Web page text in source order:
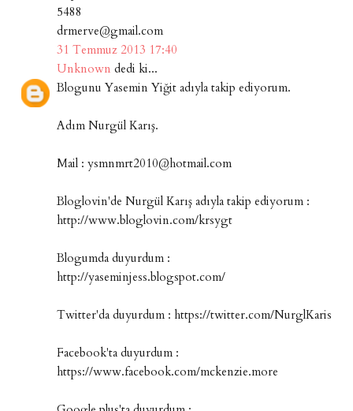
5488
drmerve@gmail.com
31 Temmuz 2013 17:40
Unknown dedi ki...
Blogunu Yasemin Yiğit adıyla takip ediyorum.
Adım Nurgül Karış.
Mail : ysmnmrt2010@hotmail.com
Bloglovin'de Nurgül Karış adıyla takip ediyorum :
http://www.bloglovin.com/krsygt
Blogumda duyurdum :
http://yaseminjess.blogspot.com/
Twitter'da duyurdum : https://twitter.com/NurglKaris
Facebook'ta duyurdum :
https://www.facebook.com/mckenzie.more